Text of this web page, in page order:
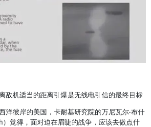
敌机适当的距离引爆是无线电引信的最终目标
洋彼岸的美国，卡耐基研究院的万尼瓦尔·布什
）觉得，面对迫在眉睫的战争，应该去做点什